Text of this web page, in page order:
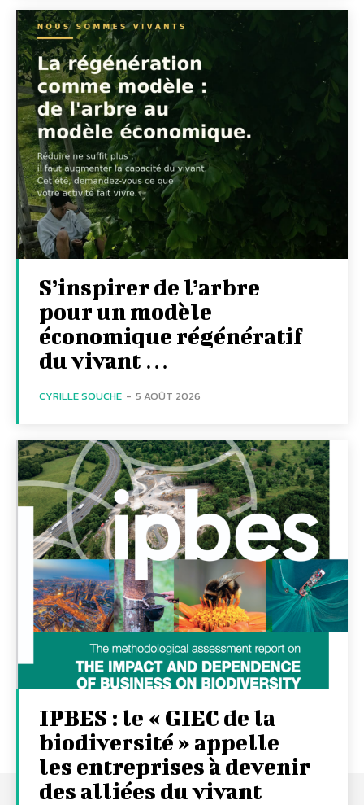
S’inspirer de l’arbre
pour un modèle
économique régénératif
du vivant …
CYRILLE SOUCHE - 5 AOÛT 2026
IPBES : le « GIEC de la
biodiversité » appelle
les entreprises à devenir
des alliées du vivant